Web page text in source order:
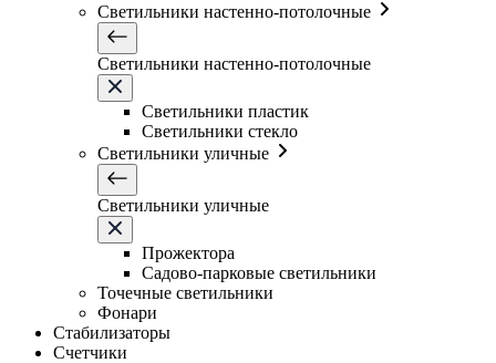
Светильники настенно-потолочные
Светильники настенно-потолочные
Светильники плаcтик
Светильники стекло
Светильники уличные
Светильники уличные
Прожектора
Садово-парковые светильники
Точечные светильники
Фонари
Стабилизаторы
Счетчики